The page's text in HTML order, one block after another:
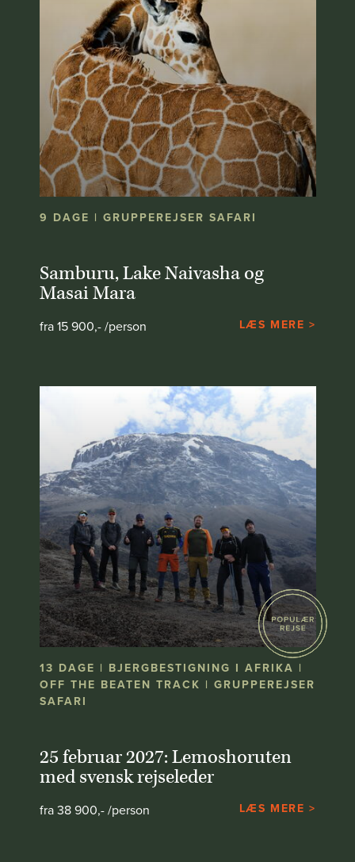
9 DAGE | GRUPPEREJSER SAFARI
Samburu, Lake Naivasha og
Masai Mara
fra 15 900,- /person LÆS MERE >
13 DAGE | BJERGBESTIGNING I AFRIKA |
OFF THE BEATEN TRACK | GRUPPEREJSER
SAFARI
25 februar 2027: Lemoshoruten
med svensk rejseleder
fra 38 900,- /person LÆS MERE >